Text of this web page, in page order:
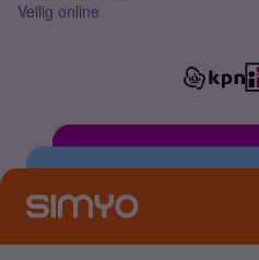
Veilig online